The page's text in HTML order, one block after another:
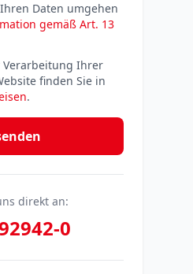
Daten umgehen
gemäß Art. 13
Ihrer
finden Sie in
.
direkt an:
0